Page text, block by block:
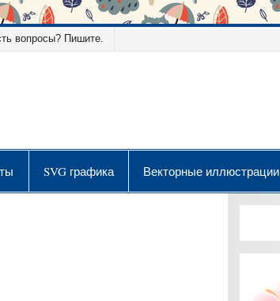
вопросы? Пишите.
SVG графика Векторные иллюстрации